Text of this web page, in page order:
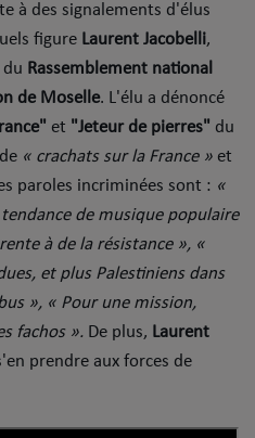
à des signalements d'élus
figure Laurent Jacobelli,
Rassemblement national
de Moselle. L'élu a dénoncé
et "Jeteur de pierres" du
« crachats sur la France » et
paroles incriminées sont : «
de musique populaire
à de la résistance », «
et plus Palestiniens dans
», « Pour une mission,
fachos ». De plus, Laurent
prendre aux forces de